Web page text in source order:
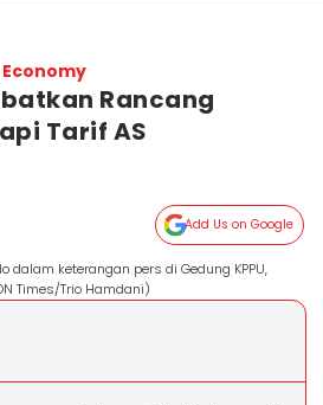
Economy
Rancang
Tarif AS
Add Us on Google
dalam keterangan pers di Gedung KPPU,
Times/Trio Hamdani)